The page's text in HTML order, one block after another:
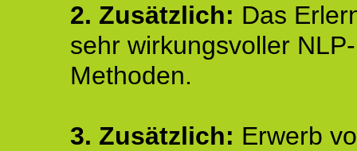
2. Zusätzlich: Das
sehr wirkungsvoller NLP-
Methoden.
3. Zusätzlich: Erwerb